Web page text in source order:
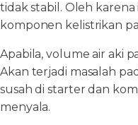
tidak stabil. Oleh
komponen kelistrikan
Apabila, volume air aki
Akan terjadi masalah
susah di starter dan
menyala.